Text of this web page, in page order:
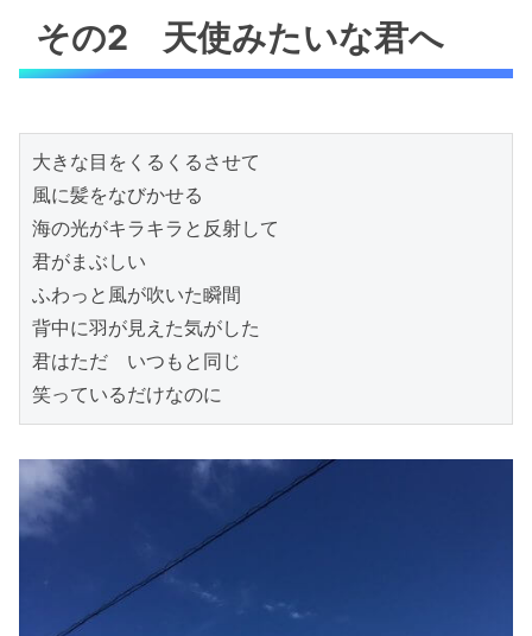
その2 天使みたいな君へ
大きな目をくるくるさせて
風に髪をなびかせる
海の光がキラキラと反射して
君がまぶしい
ふわっと風が吹いた瞬間
背中に羽が見えた気がした
君はただ　いつもと同じ
笑っているだけなのに